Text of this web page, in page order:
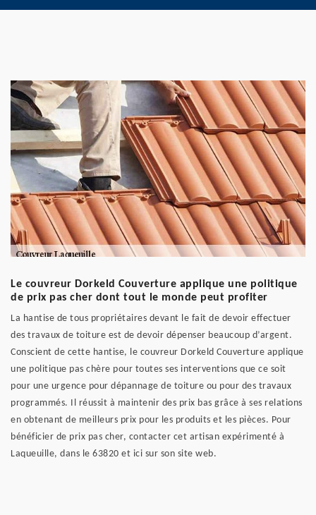
Le couvreur Dorkeld Couverture applique une politique
de prix pas cher dont tout le monde peut profiter
La hantise de tous propriétaires devant le fait de devoir effectuer
des travaux de toiture est de devoir dépenser beaucoup d’argent.
Conscient de cette hantise, le couvreur Dorkeld Couverture applique
une politique pas chère pour toutes ses interventions que ce soit
pour une urgence pour dépannage de toiture ou pour des travaux
programmés. Il réussit à maintenir des prix bas grâce à ses relations
en obtenant de meilleurs prix pour les produits et les pièces. Pour
bénéficier de prix pas cher, contacter cet artisan expérimenté à
Laqueuille, dans le 63820 et ici sur son site web.